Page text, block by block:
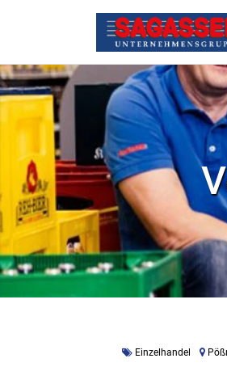
Einzelhandel